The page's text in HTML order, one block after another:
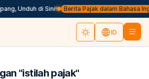
Unduh di Sini! Berita Pajak dalam Bahasa
ID
"istilah pajak"